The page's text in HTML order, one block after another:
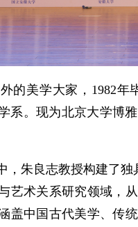
的美学大家，1982
系。现为北京大学博
，朱良志教授构建了
艺术关系研究领域，
盖中国古代美学、传